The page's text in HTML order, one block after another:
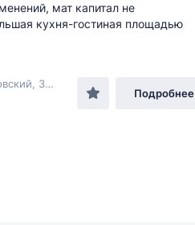
мат капитал не
кухня-гостиная площадью
, 39к6
Подробнее